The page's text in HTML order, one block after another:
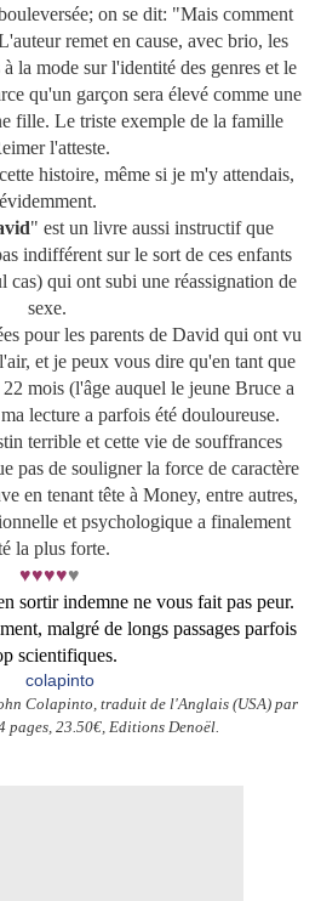
on se dit: "Mais comment
remet en cause, avec brio, les
la mode sur l'identité des genres et le
qu'un garçon sera élevé comme une
fille. Le triste exemple de la famille
l'atteste.
histoire, même si je m'y attendais,
évidemment.
" est un livre aussi instructif que
indifférent sur le sort de ces enfants
cas) qui ont subi une réassignation de
sexe.
pour les parents de David qui ont vu
et je peux vous dire qu'en tant que
mois (l'âge auquel le jeune Bruce a
lecture a parfois été douloureuse.
terrible et cette vie de souffrances
pas de souligner la force de caractère
en tenant tête à Money, entre autres,
et psychologique a finalement
la plus forte.
♥♥♥♥♥
sortir indemne ne vous fait pas peur.
malgré de longs passages parfois
scientifiques.
Colapinto, traduit de l'Anglais (USA) par
pages, 23.50€, Editions Denoël.